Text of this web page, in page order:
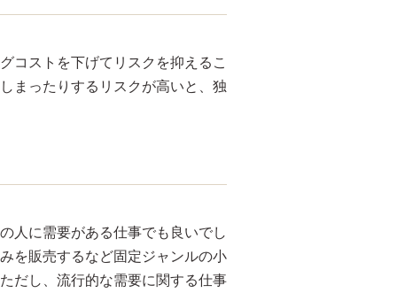
コストを下げてリスクを抑えるこ
まったりするリスクが高いと、独
人に需要がある仕事でも良いでし
を販売するなど固定ジャンルの小
だし、流行的な需要に関する仕事